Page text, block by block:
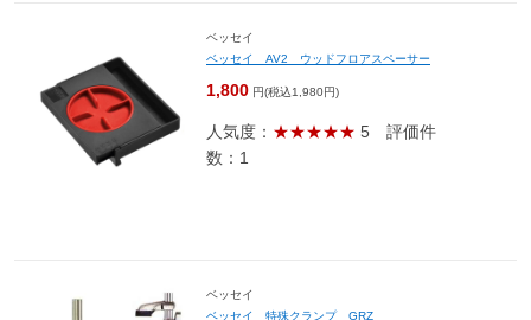
ベッセイ
ベッセイ AV2 ウッドフロアスペーサー
1,800 円(税込1,980円)
人気度： ★★★★★ 5 評価件
数：1
ベッセイ
ベッセイ 特殊クランプ GRZ